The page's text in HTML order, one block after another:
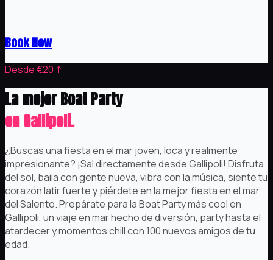
Book Now
Desde €20 ↑
La mejor Boat Party
en Gallipoli.
¿Buscas una fiesta en el mar joven, loca y realmente
impresionante? ¡Sal directamente desde Gallipoli! Disfruta
del sol, baila con gente nueva, vibra con la música, siente tu
corazón latir fuerte y piérdete en la mejor fiesta en el mar
del Salento. Prepárate para la Boat Party más cool en
Gallipoli, un viaje en mar hecho de diversión, party hasta el
atardecer y momentos chill con 100 nuevos amigos de tu
edad.